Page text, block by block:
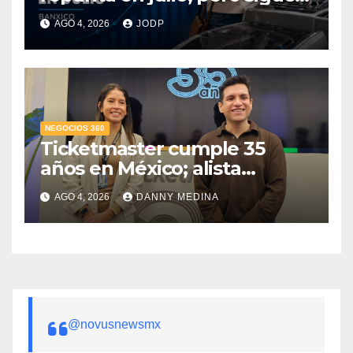
por debajo de 2025: Banxico
AGO 4, 2026 JODP
NEGOCIOS 360
Ticketmaster cumple 35
años en México; alista
apuesta por IA tras emitir 22
millones de boletos
AGO 4, 2026 DANNY MEDINA
@novusnewsmx